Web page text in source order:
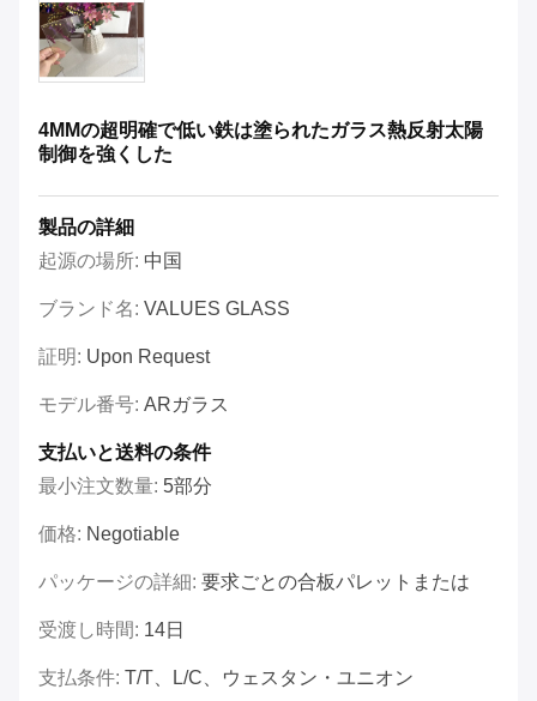
4MMの超明確で低い鉄は塗られたガラス熱反射太陽
制御を強くした
製品の詳細
起源の場所: 中国
ブランド名: VALUES GLASS
証明: Upon Request
モデル番号: ARガラス
支払いと送料の条件
最小注文数量: 5部分
価格: Negotiable
パッケージの詳細: 要求ごとの合板パレットまたは
受渡し時間: 14日
支払条件: T/T、L/C、ウェスタン・ユニオン